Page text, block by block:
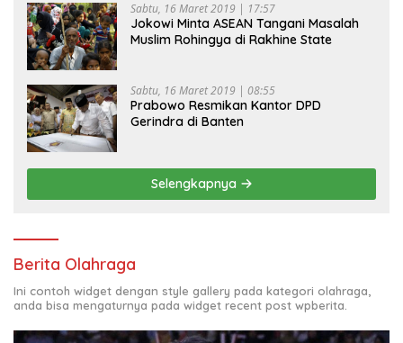
Sabtu, 16 Maret 2019 | 17:57
Jokowi Minta ASEAN Tangani Masalah
Muslim Rohingya di Rakhine State
Sabtu, 16 Maret 2019 | 08:55
Prabowo Resmikan Kantor DPD
Gerindra di Banten
Selengkapnya
Berita Olahraga
Ini contoh widget dengan style gallery pada kategori olahraga,
anda bisa mengaturnya pada widget recent post wpberita.